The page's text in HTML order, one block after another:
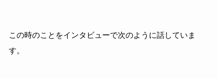
この時のことをインタビューで次のように話していま
す。